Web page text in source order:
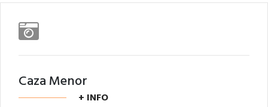
Caza Menor
+ INFO